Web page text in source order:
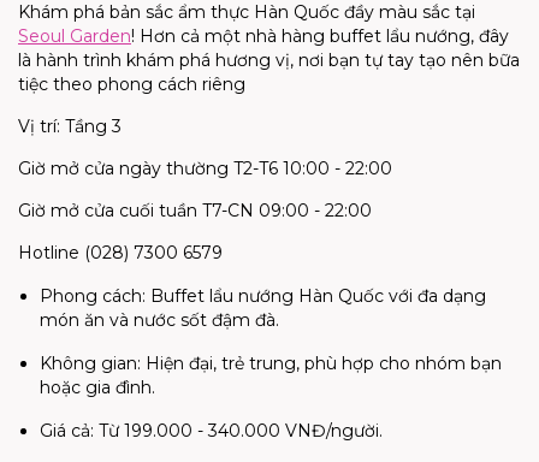
Khám phá bản sắc ẩm thực Hàn Quốc đầy màu sắc tại
Seoul Garden! Hơn cả một nhà hàng buffet lẩu nướng, đây
là hành trình khám phá hương vị, nơi bạn tự tay tạo nên bữa
tiệc theo phong cách riêng
Vị trí: Tầng 3
Giờ mở cửa ngày thường T2-T6 10:00 - 22:00
Giờ mở cửa cuối tuần T7-CN 09:00 - 22:00
Hotline (028) 7300 6579
Phong cách: Buffet lẩu nướng Hàn Quốc với đa dạng
món ăn và nước sốt đậm đà.
Không gian: Hiện đại, trẻ trung, phù hợp cho nhóm bạn
hoặc gia đình.
Giá cả: Từ 199.000 - 340.000 VNĐ/người.